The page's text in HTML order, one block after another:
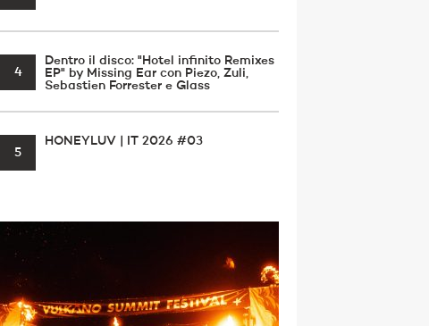
4
Dentro il disco: "Hotel infinito Remixes
EP" by Missing Ear con Piezo, Zuli,
Sebastien Forrester e Glass
5
HONEYLUV | IT 2026 #03